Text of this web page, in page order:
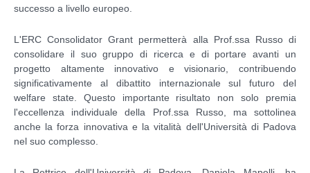
successo a livello europeo.
L'ERC Consolidator Grant permetterà alla Prof.ssa Russo di
consolidare il suo gruppo di ricerca e di portare avanti un
progetto altamente innovativo e visionario, contribuendo
significativamente al dibattito internazionale sul futuro del
welfare state. Questo importante risultato non solo premia
l'eccellenza individuale della Prof.ssa Russo, ma sottolinea
anche la forza innovativa e la vitalità dell'Università di Padova
nel suo complesso.